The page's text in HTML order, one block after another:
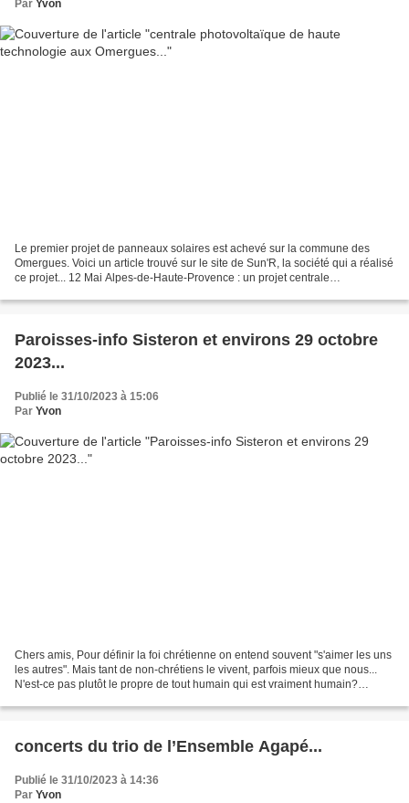
Par Yvon
Le premier projet de panneaux solaires est achevé sur la commune des
Omergues. Voici un article trouvé sur le site de Sun'R, la société qui a réalisé
ce projet... 12 Mai Alpes-de-Haute-Provence : un projet centrale
Paroisses-info Sisteron et environs 29 octobre
2023...
Publié le 31/10/2023 à 15:06
Par Yvon
Chers amis, Pour définir la foi chrétienne on entend souvent "s'aimer les uns
les autres". Mais tant de non-chrétiens le vivent, parfois mieux que nous...
N'est-ce pas plutôt le propre de tout humain qui est vraiment humain?
concerts du trio de l’Ensemble Agapé...
Publié le 31/10/2023 à 14:36
Par Yvon